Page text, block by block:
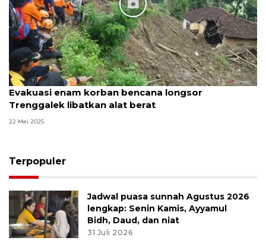
Evakuasi enam korban bencana longsor
Trenggalek libatkan alat berat
22 Mei 2025
Terpopuler
Jadwal puasa sunnah Agustus 2026
lengkap: Senin Kamis, Ayyamul
Bidh, Daud, dan niat
31 Juli 2026